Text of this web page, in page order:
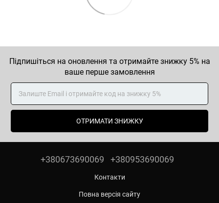
Підпишіться на оновлення та отримайте знижку 5% на
ваше перше замовлення
ОТРИМАТИ ЗНИЖКУ
+380673690069 +380953690069
Контакти
Повна версія сайту